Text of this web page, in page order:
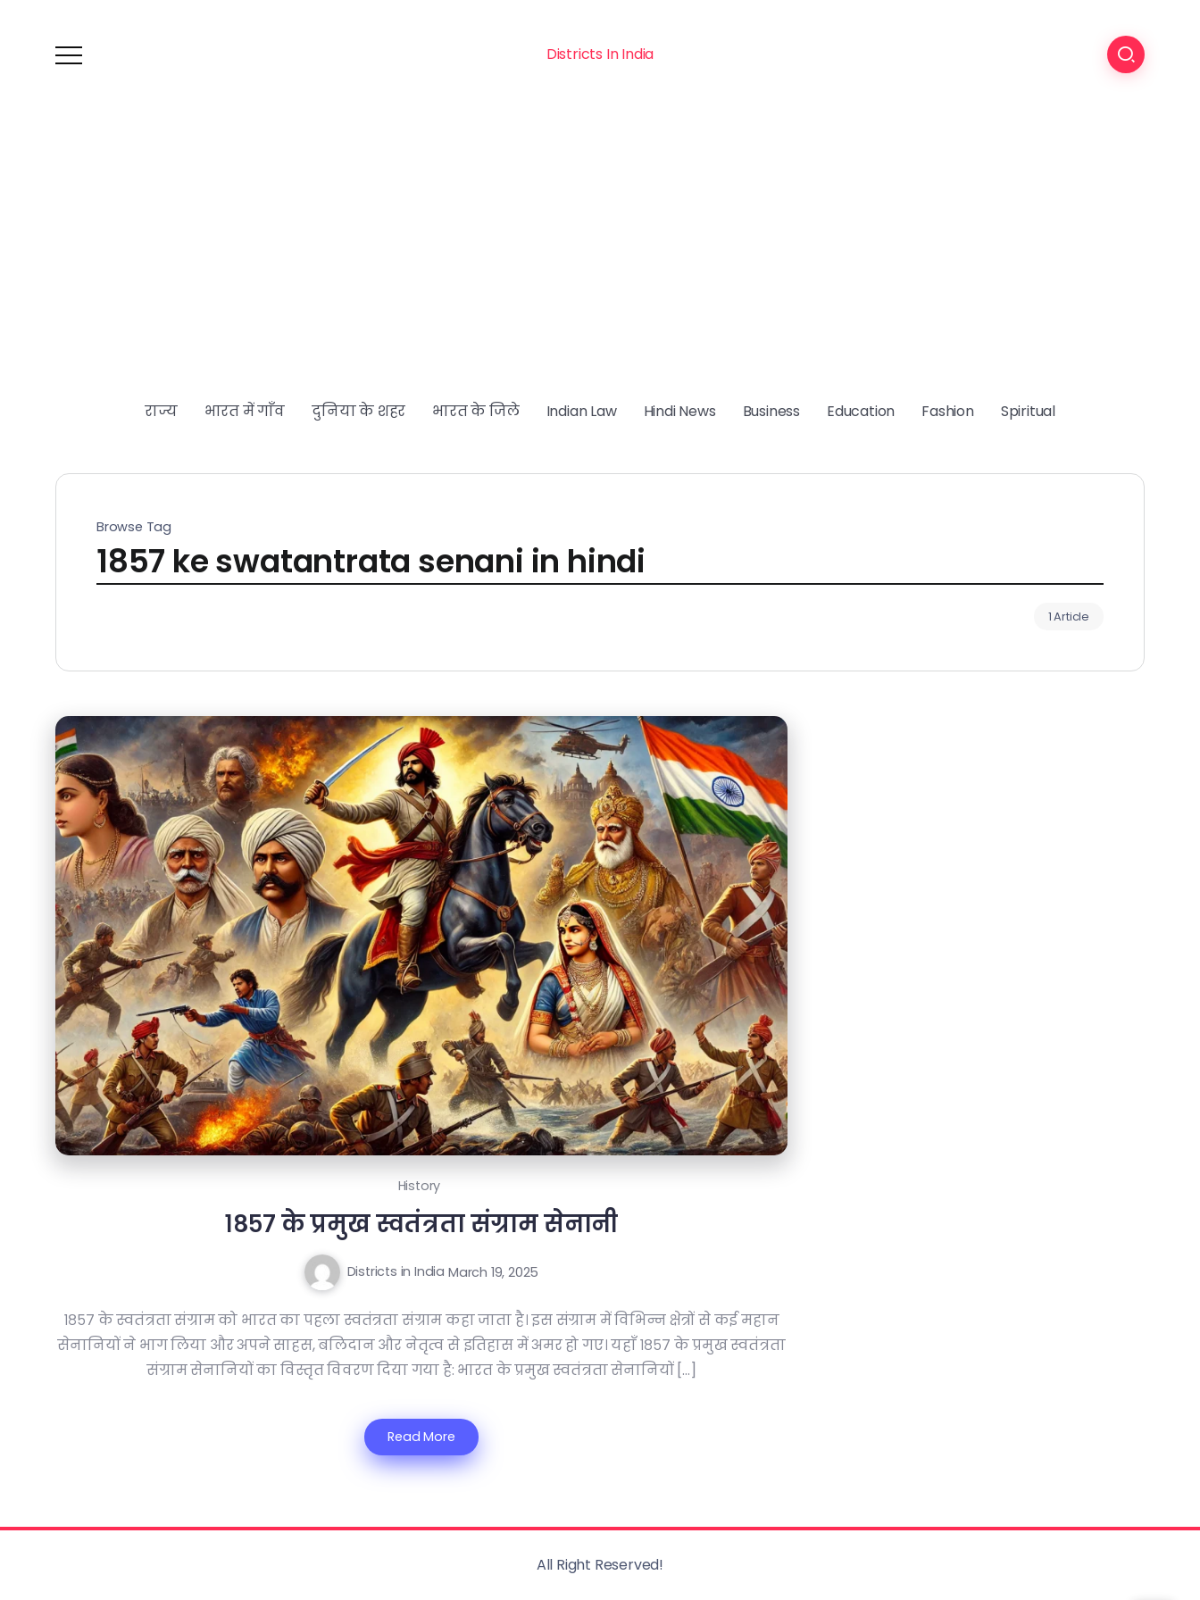
Districts In India
राज्य भारत में गाँव दुनिया के शहर भारत के जिले Indian Law Hindi News Business Education Fashion Spiritual
Browse Tag
1857 ke swatantrata senani in hindi
1 Article
History
१८५७ के प्रमुख स्वतंत्रता संग्राम सेनानी
Districts in India March 19, 2025
१८५७ के स्वतंत्रता संग्राम को भारत का पहला स्वतंत्रता संग्राम कहा जाता है। इस संग्राम में विभिन्न क्षेत्रों से कई महान
सेनानियों ने भाग लिया और अपने साहस, बलिदान और नेतृत्व से इतिहास में अमर हो गए। यहाँ १८५७ के प्रमुख स्वतंत्रता
संग्राम सेनानियों का विस्तृत विवरण दिया गया है: भारत के प्रमुख स्वतंत्रता सेनानियों […]
Read More
All Right Reserved!